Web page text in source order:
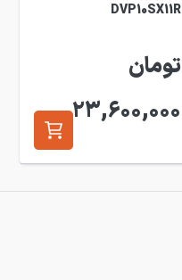
DVP10SX11R
تومان
23,600,000